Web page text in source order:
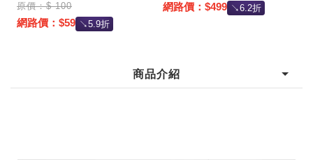
原價：$ 100
網路價：$59 ↘5.9折
網路價：$499 ↘6.2折
商品介紹